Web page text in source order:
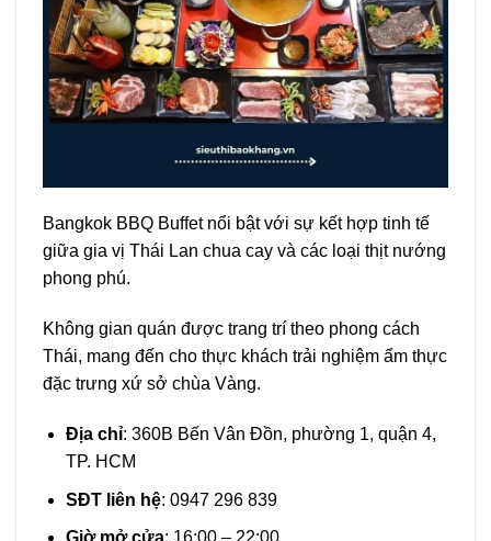
Bangkok BBQ Buffet nổi bật với sự kết hợp tinh tế
giữa gia vị Thái Lan chua cay và các loại thịt nướng
phong phú.
Không gian quán được trang trí theo phong cách
Thái, mang đến cho thực khách trải nghiệm ẩm thực
đặc trưng xứ sở chùa Vàng.
Địa chỉ: 360B Bến Vân Đồn, phường 1, quận 4,
TP. HCM
SĐT liên hệ: 0947 296 839